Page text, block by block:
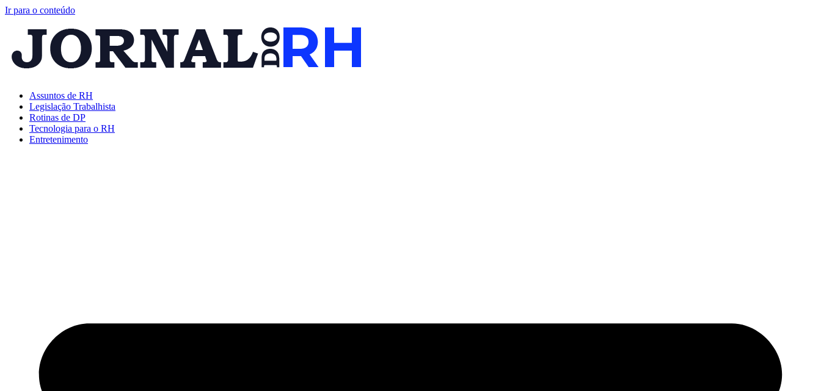
Ir para o conteúdo
Assuntos de RH
Legislação Trabalhista
Rotinas de DP
Tecnologia para o RH
Entretenimento